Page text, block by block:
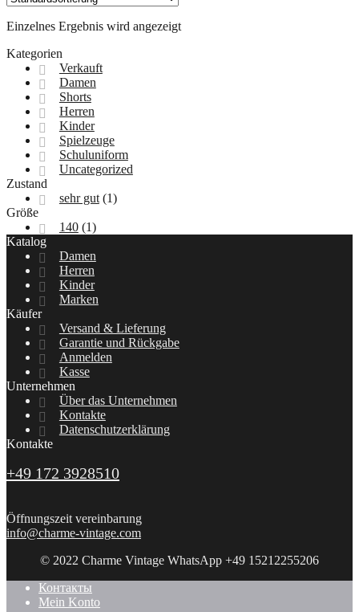
Einzelnes Ergebnis wird angezeigt
Kategorien
Verkauft
Damen
Shorts
Herren
Kinder
Spielzeuge
Schuluniform
Uncategorized
Zustand
sehr gut (1)
Größe
140 (1)
Katalog
Damen
Herren
Kinder
Marken
Käufer
Versand & Lieferung
Garantie und Rückgabe
Anmelden
Kasse
Unternehmen
Über das Unternehmen
Kontakte
Datenschutzerklärung
Kontakte
+49 172 3928510
Öffnungszeit vereinbarung
info@charme-vintage.com
© 2022 Charme Vintage WhatsApp +49 15212255206
Контакты
Mein Konto